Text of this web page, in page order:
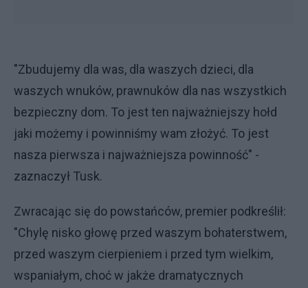
"Zbudujemy dla was, dla waszych dzieci, dla
waszych wnuków, prawnuków dla nas wszystkich
bezpieczny dom. To jest ten najważniejszy hołd
jaki możemy i powinniśmy wam złożyć. To jest
nasza pierwsza i najważniejsza powinność" -
zaznaczył Tusk.
Zwracając się do powstańców, premier podkreślił:
"Chylę nisko głowę przed waszym bohaterstwem,
przed waszym cierpieniem i przed tym wielkim,
wspaniałym, choć w jakże dramatycznych